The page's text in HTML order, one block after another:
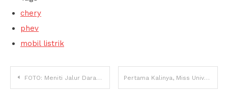
chery
phev
mobil listrik
Navigasi
FOTO: Meniti Jalur Darat Indonesia ke Brunei Darussalam Pertama Kalinya, Miss Universe Bakal Diikuti 2 Wanita Transgender